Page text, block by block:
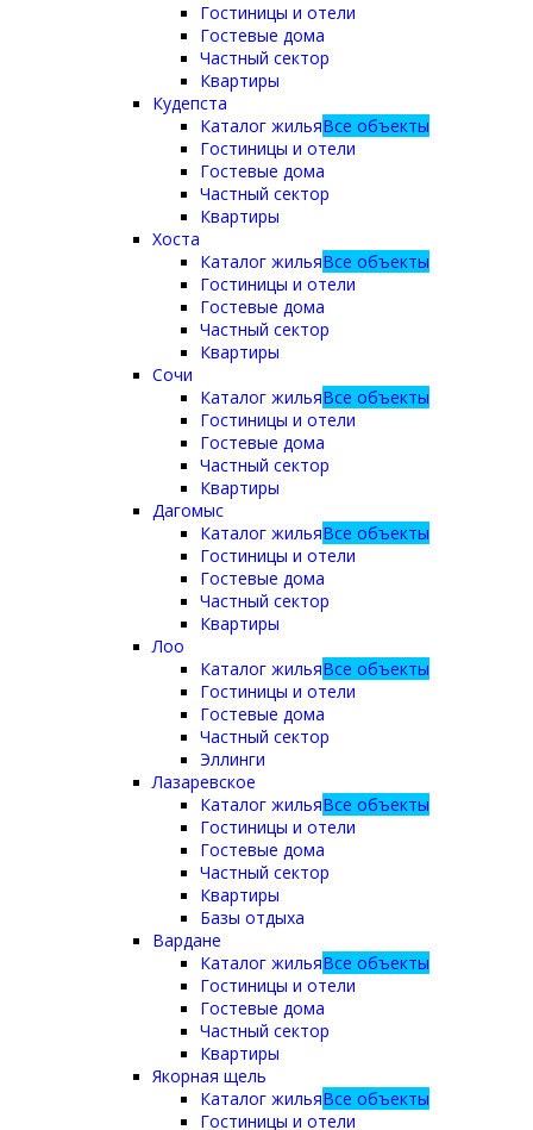
Гостиницы и отели
Гостевые дома
Частный сектор
Квартиры
Кудепста
Каталог жильяВсе объекты
Гостиницы и отели
Гостевые дома
Частный сектор
Квартиры
Хоста
Каталог жильяВсе объекты
Гостиницы и отели
Гостевые дома
Частный сектор
Квартиры
Сочи
Каталог жильяВсе объекты
Гостиницы и отели
Гостевые дома
Частный сектор
Квартиры
Дагомыс
Каталог жильяВсе объекты
Гостиницы и отели
Гостевые дома
Частный сектор
Квартиры
Лоо
Каталог жильяВсе объекты
Гостиницы и отели
Гостевые дома
Частный сектор
Эллинги
Лазаревское
Каталог жильяВсе объекты
Гостиницы и отели
Гостевые дома
Частный сектор
Квартиры
Базы отдыха
Вардане
Каталог жильяВсе объекты
Гостиницы и отели
Гостевые дома
Частный сектор
Квартиры
Якорная щель
Каталог жильяВсе объекты
Гостиницы и отели